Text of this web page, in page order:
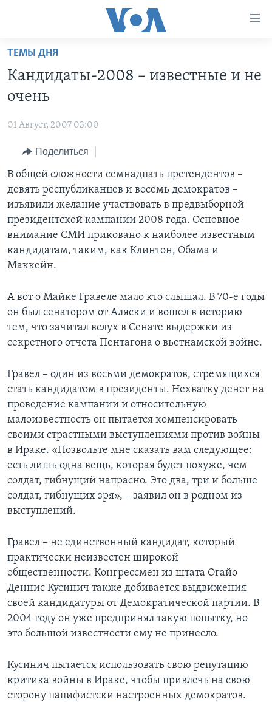
Перейти
основной
контент
навигации
Перейти
поиск
ПРОГРАММЫ
НОВОСТИ ЗА МИНУТУ
ИТОГИ
ПОЧЕМУ ЭТО ВАЖНО?
ДИСКУССИЯ VOA
ДЕТАЛИ
НЬЮ-ЙОРК NEW YORK
АМЕРИКА. БОЛЬШОЕ ПУТЕШЕСТВИЕ
УЧИМ АНГЛИЙСКИЙ
НАША АМЕРИКАНСКАЯ ИСТОРИЯ
А КАК В АМЕРИКЕ?
АРТЕФАКТЫ
АМЕРИКАНСКИЕ ГОРОДКИ
ТЕСТЫ
ЭКСПЕРТИЗА
ИНТЕРВЬЮ
ФАКТЫ ПРОТИВ ФЕЙКОВ
ЗА СВОБОДУ ПРЕССЫ
УЧИМ АНГЛИЙСКИЙ
ВИДЕО
ПОДПИСКА НА НОВОСТИ
Learning English
СОЦИАЛЬНЫЕ СЕТИ
ТЕМЫ ДНЯ
Кандидаты-2008 – известные и не
очень
01 Август, 2007 03:00
Поделиться
В общей сложности семнадцать претендентов –
девять республиканцев и восемь демократов –
изъявили желание участвовать в предвыборной
президентской кампании 2008 года. Основное
внимание СМИ приковано к наиболее известным
кандидатам, таким, как Клинтон, Обама и
Маккейн.
А вот о Майке Гравеле мало кто слышал. В 70-е годы
он был сенатором от Аляски и вошел в историю
тем, что зачитал вслух в Сенате выдержки из
секретного отчета Пентагона о вьетнамской войне.
Гравел – один из восьми демократов, стремящихся
стать кандидатом в президенты. Нехватку денег на
проведение кампании и относительную
малоизвестность он пытается компенсировать
своими страстными выступлениями против войны
в Ираке. «Позвольте мне сказать вам следующее:
есть лишь одна вещь, которая будет похуже, чем
солдат, гибнущий напрасно. Это два, три и больше
солдат, гибнущих зря», – заявил он в родном из
выступлений.
Гравел – не единственный кандидат, который
практически неизвестен широкой
общественности. Конгрессмен из штата Огайо
Деннис Кусинич также добивается выдвижения
своей кандидатуры от Демократической партии. В
2004 году он уже предпринял такую попытку, но
это большой известности ему не принесло.
Кусинич пытается использовать свою репутацию
критика войны в Ираке, чтобы привлечь на свою
сторону пацифистски настроенных демократов.